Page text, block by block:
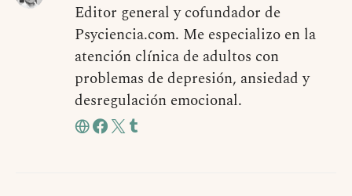
Editor general y cofundador de
Psyciencia.com. Me especializo en la
atención clínica de adultos con
problemas de depresión, ansiedad y
desregulación emocional.